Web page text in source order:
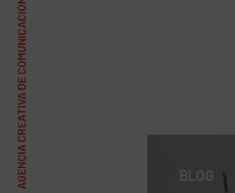
AGENCIA CREATIVA DE COMUNICACIÓN Y MARKETING BLOG